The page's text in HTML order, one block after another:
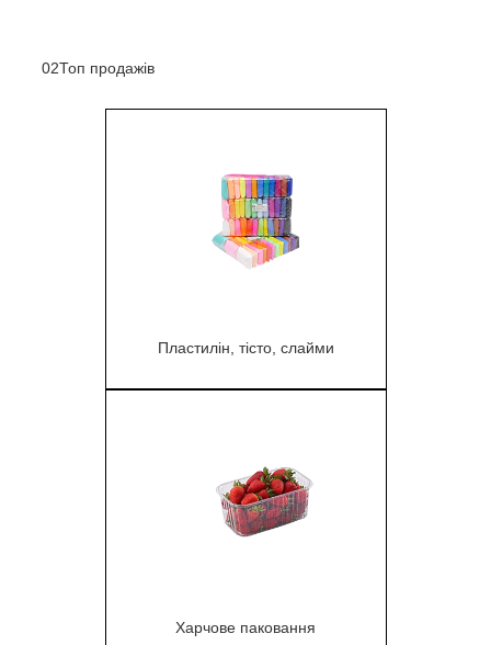
02Топ продажів
Пластилін, тісто, слайми
Харчове паковання